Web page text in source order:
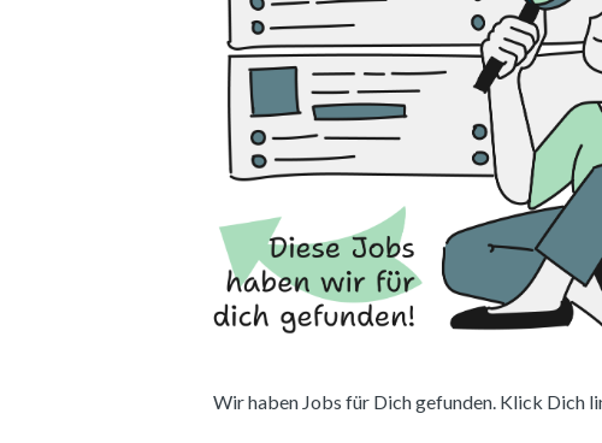
Wir haben Jobs für Dich gefunden. Klick Dich